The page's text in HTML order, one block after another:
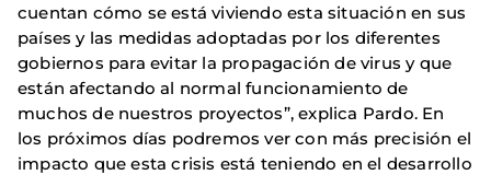
cuentan cómo se está viviendo esta situación en sus
países y las medidas adoptadas por los diferentes
gobiernos para evitar la propagación de virus y que
están afectando al normal funcionamiento de
muchos de nuestros proyectos”, explica Pardo. En
los próximos días podremos ver con más precisión el
impacto que esta crisis está teniendo en el desarrollo